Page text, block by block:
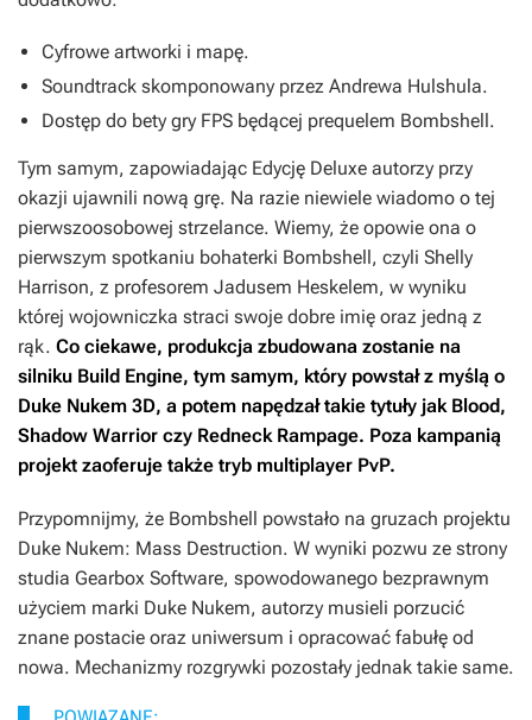
Cyfrowe artworki i mapę.
Soundtrack skomponowany przez Andrewa Hulshula.
Dostęp do bety gry FPS będącej prequelem Bombshell.
Tym samym, zapowiadając Edycję Deluxe autorzy przy
okazji ujawnili nową grę. Na razie niewiele wiadomo o tej
pierwszoosobowej strzelance. Wiemy, że opowie ona o
pierwszym spotkaniu bohaterki Bombshell, czyli Shelly
Harrison, z profesorem Jadusem Heskelem, w wyniku
której wojowniczka straci swoje dobre imię oraz jedną z
rąk. Co ciekawe, produkcja zbudowana zostanie na
silniku Build Engine, tym samym, który powstał z myślą o
Duke Nukem 3D, a potem napędzał takie tytuły jak Blood,
Shadow Warrior czy Redneck Rampage. Poza kampanią
projekt zaoferuje także tryb multiplayer PvP.
Przypomnijmy, że Bombshell powstało na gruzach projektu
Duke Nukem: Mass Destruction. W wyniki pozwu ze strony
studia Gearbox Software, spowodowanego bezprawnym
użyciem marki Duke Nukem, autorzy musieli porzucić
znane postacie oraz uniwersum i opracować fabułę od
nowa. Mechanizmy rozgrywki pozostały jednak takie same.